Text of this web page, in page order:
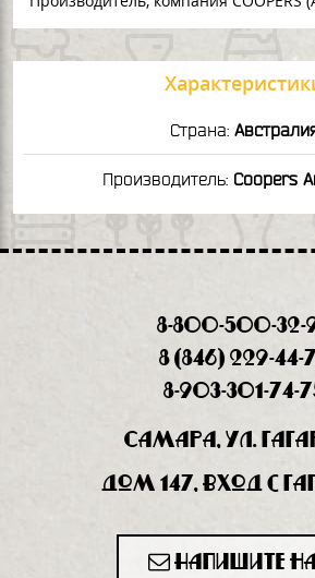
Страна:
Производитель: Coopers
8-800-500-32-
8 (846) 229-44-
8-903-301-74-
Самара, ул.
дом 147, вход с
Напишите